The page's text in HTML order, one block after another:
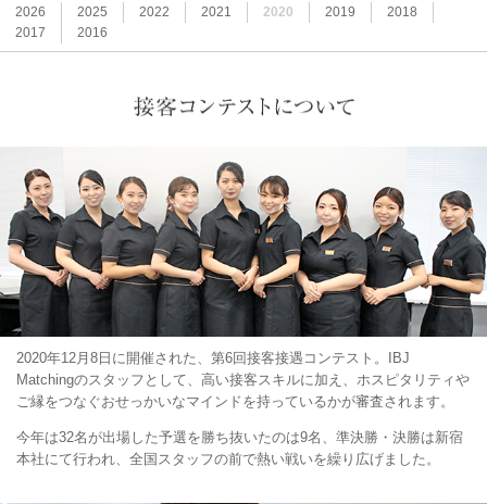
2026 2025 2022 2021 2020 2019
2018
2017
2016
2020年12月8日に開催された、第6回接客接遇コンテスト。IBJ
Matchingのスタッフとして、高い接客スキルに加え、ホスピタリティや
ご縁をつなぐおせっかいなマインドを持っているかが審査されます。
今年は32名が出場した予選を勝ち抜いたのは9名、準決勝・決勝は新宿
本社にて行われ、全国スタッフの前で熱い戦いを繰り広げました。